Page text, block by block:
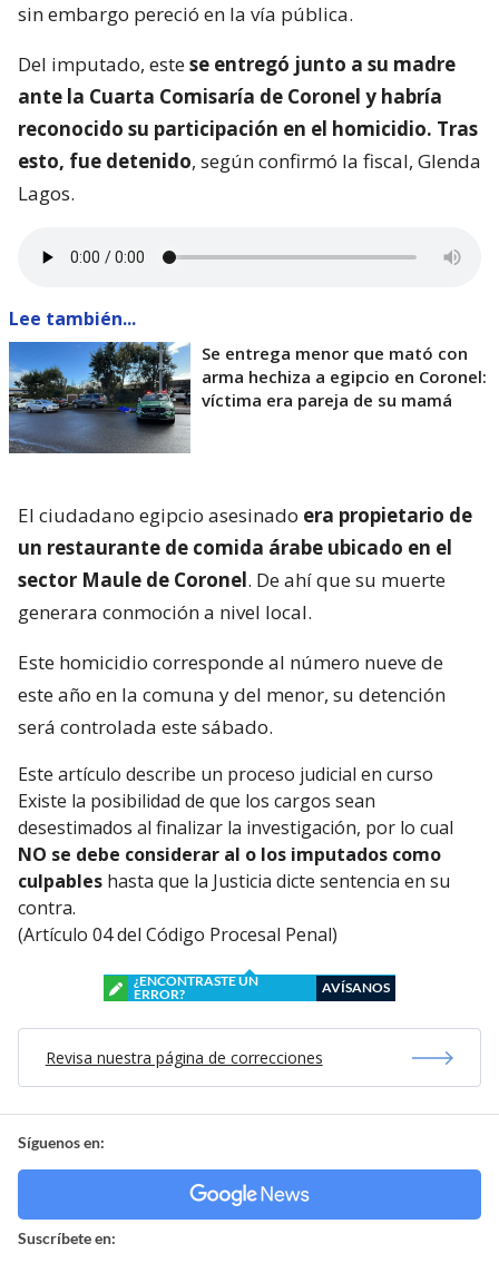
sin embargo pereció en la vía pública.
Del imputado, estese entregó junto a su madre
ante la Cuarta Comisaría de Coronel y habría
reconocido su participación en el homicidio. Tras
esto, fue detenido, según confirmó la fiscal, Glenda
Lagos.
Lee también...
Se entrega menor que mató con
arma hechiza a egipcio en Coronel:
víctima era pareja de su mamá
El ciudadano egipcio asesinado era propietario de
un restaurante de comida árabe ubicado en el
sector Maule de Coronel. De ahí que su muerte
generara conmoción a nivel local.
Este homicidio corresponde al número nueve de
este año en la comuna y del menor, su detención
será controlada este sábado.
Este artículo describe un proceso judicial en curso
Existe la posibilidad de que los cargos sean
desestimados al finalizar la investigación, por lo cual
NO se debe considerar al o los imputados como
culpables hasta que la Justicia dicte sentencia en su
contra.
(Artículo 04 del Código Procesal Penal)
¿ENCONTRASTE UN
ERROR?
AVÍSANOS
Revisa nuestra página de correcciones
Síguenos en:
Suscríbete en: